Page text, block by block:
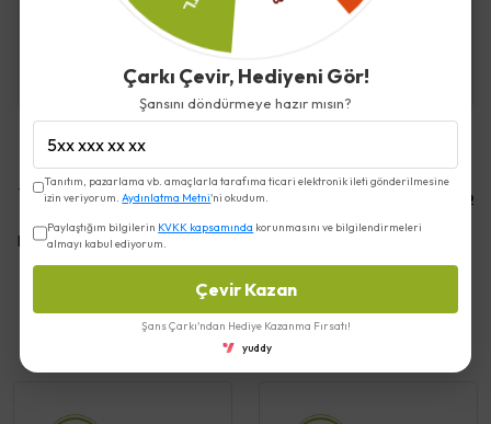
Kargo ve Teslimat
Yorumlar Yorum Yap
Bu ürün için henüz yorum yapılmamış.
Benzer Ürünler
Çarkı Çevir, Hediyeni Gör!
Şansını döndürmeye hazır mısın?
Tanıtım, pazarlama vb. amaçlarla tarafıma ticari elektronik ileti gönderilmesine
izin veriyorum.Aydınlatma Metni'ni okudum.
Paylaştığım bilgilerin KVKK kapsamında korunmasını ve bilgilendirmeleri
almayı kabul ediyorum.
Çevir Kazan
Şans Çarkı'ndan Hediye Kazanma Fırsatı!
yuddy